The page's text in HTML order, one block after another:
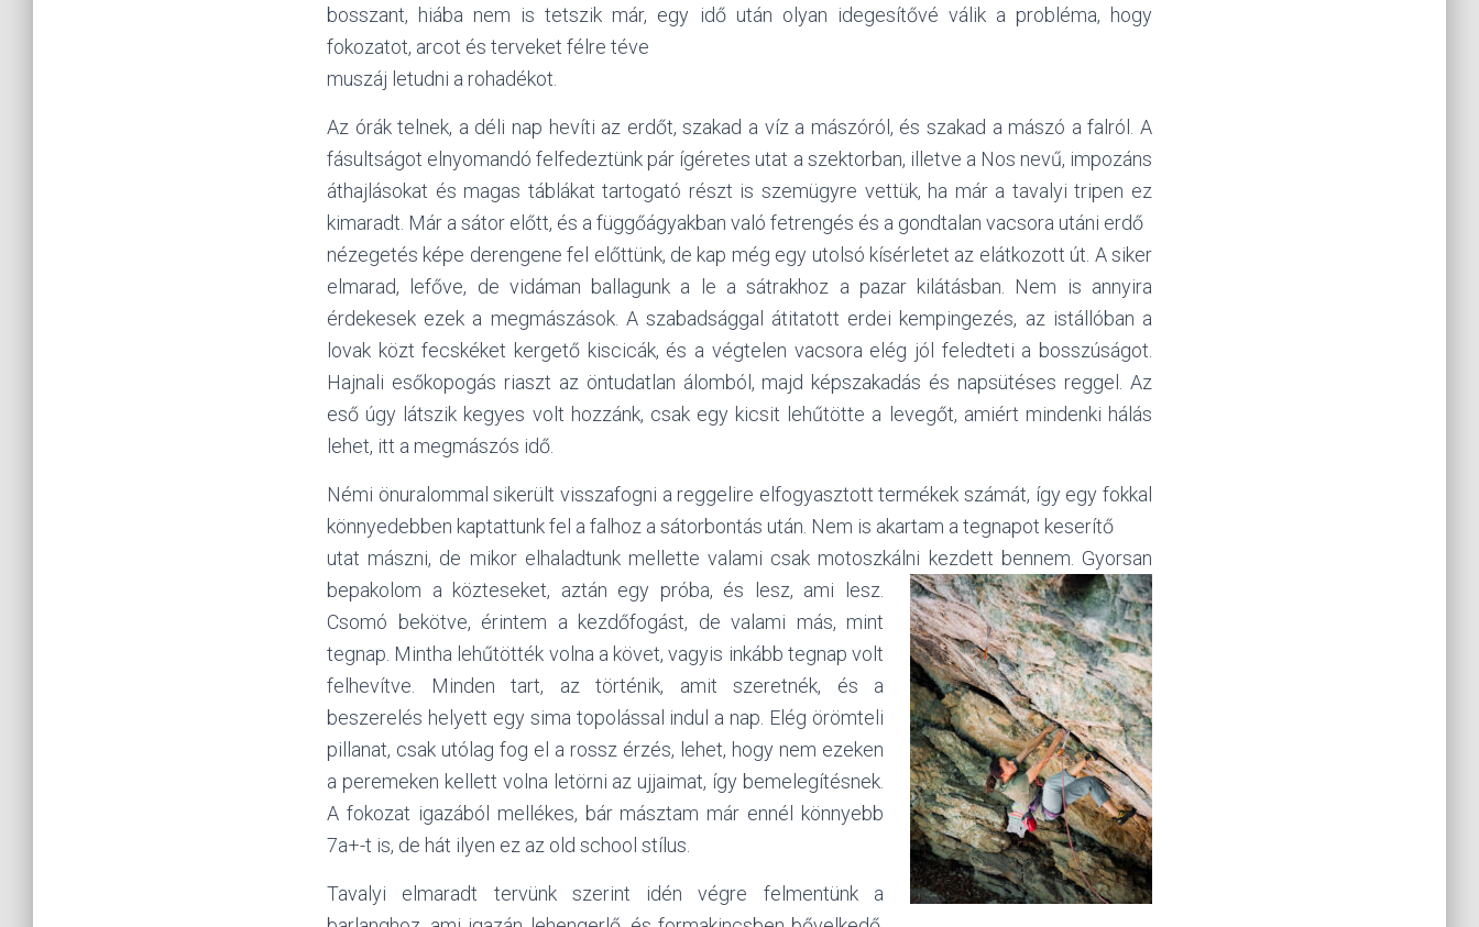
bosszant, hiába nem is tetszik már, egy idő után olyan idegesítővé válik a probléma, hogy
fokozatot, arcot és terveket félre téve
muszáj letudni a rohadékot.
Az órák telnek, a déli nap hevíti az erdőt, szakad a víz a mászóról, és szakad a mászó a falról. A
fásultságot elnyomandó felfedeztünk pár ígéretes utat a szektorban, illetve a Nos nevű, impozáns
áthajlásokat és magas táblákat tartogató részt is szemügyre vettük, ha már a tavalyi tripen ez
kimaradt. Már a sátor előtt, és a függőágyakban való fetrengés és a gondtalan vacsora utáni erdő
nézegetés képe derengene fel előttünk, de kap még egy utolsó kísérletet az elátkozott út. A siker
elmarad, lefőve, de vidáman ballagunk a le a sátrakhoz a pazar kilátásban. Nem is annyira
érdekesek ezek a megmászások. A szabadsággal átitatott erdei kempingezés, az istállóban a
lovak közt fecskéket kergető kiscicák, és a végtelen vacsora elég jól feledteti a bosszúságot.
Hajnali esőkopogás riaszt az öntudatlan álomból, majd képszakadás és napsütéses reggel. Az
eső úgy látszik kegyes volt hozzánk, csak egy kicsit lehűtötte a levegőt, amiért mindenki hálás
lehet, itt a megmászós idő.
Némi önuralommal sikerült visszafogni a reggelire elfogyasztott termékek számát, így egy fokkal
könnyedebben kaptattunk fel a falhoz a sátorbontás után. Nem is akartam a tegnapot keserítő
utat mászni, de mikor elhaladtunk mellette valami csak motoszkálni kezdett bennem. Gyorsan
bepakolom a közteseket, aztán egy próba, és lesz, ami lesz.
Csomó bekötve, érintem a kezdőfogást, de valami más, mint
tegnap. Mintha lehűtötték volna a követ, vagyis inkább tegnap volt
felhevítve. Minden tart, az történik, amit szeretnék, és a
beszerelés helyett egy sima topolással indul a nap. Elég örömteli
pillanat, csak utólag fog el a rossz érzés, lehet, hogy nem ezeken
a peremeken kellett volna letörni az ujjaimat, így bemelegítésnek.
A fokozat igazából mellékes, bár másztam már ennél könnyebb
7a+-t is, de hát ilyen ez az old school stílus.
Tavalyi elmaradt tervünk szerint idén végre felmentünk a